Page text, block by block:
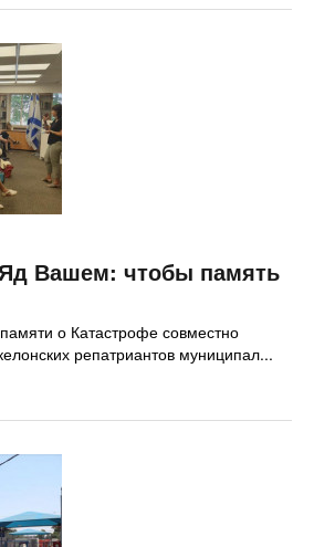
Вашем: чтобы память
о Катастрофе совместно
репатриантов муниципал...